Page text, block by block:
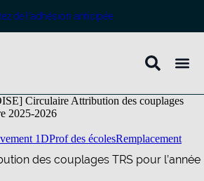
de l’adhésion anticipée
Circulaire Attribution des couplages
2025-2026
1DProf des écolesRemplacement
des couplages TRS pour l’année